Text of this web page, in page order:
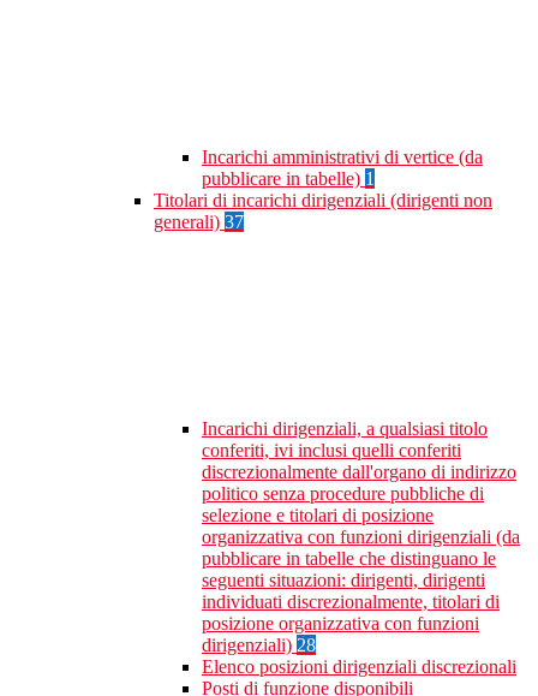
Incarichi amministrativi di vertice (da
pubblicare in tabelle) 1
Titolari di incarichi dirigenziali (dirigenti non
generali) 37
Incarichi dirigenziali, a qualsiasi titolo
conferiti, ivi inclusi quelli conferiti
discrezionalmente dall'organo di indirizzo
politico senza procedure pubbliche di
selezione e titolari di posizione
organizzativa con funzioni dirigenziali (da
pubblicare in tabelle che distinguano le
seguenti situazioni: dirigenti, dirigenti
individuati discrezionalmente, titolari di
posizione organizzativa con funzioni
dirigenziali) 28
Elenco posizioni dirigenziali discrezionali
Posti di funzione disponibili